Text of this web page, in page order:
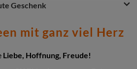
Geschenk
du dich z.B. für das
Geburt, so wird dein Gutes Geschenk
Nothilfe- und
mit ganz viel Herz
Liebe, Hoffnung, Freude!